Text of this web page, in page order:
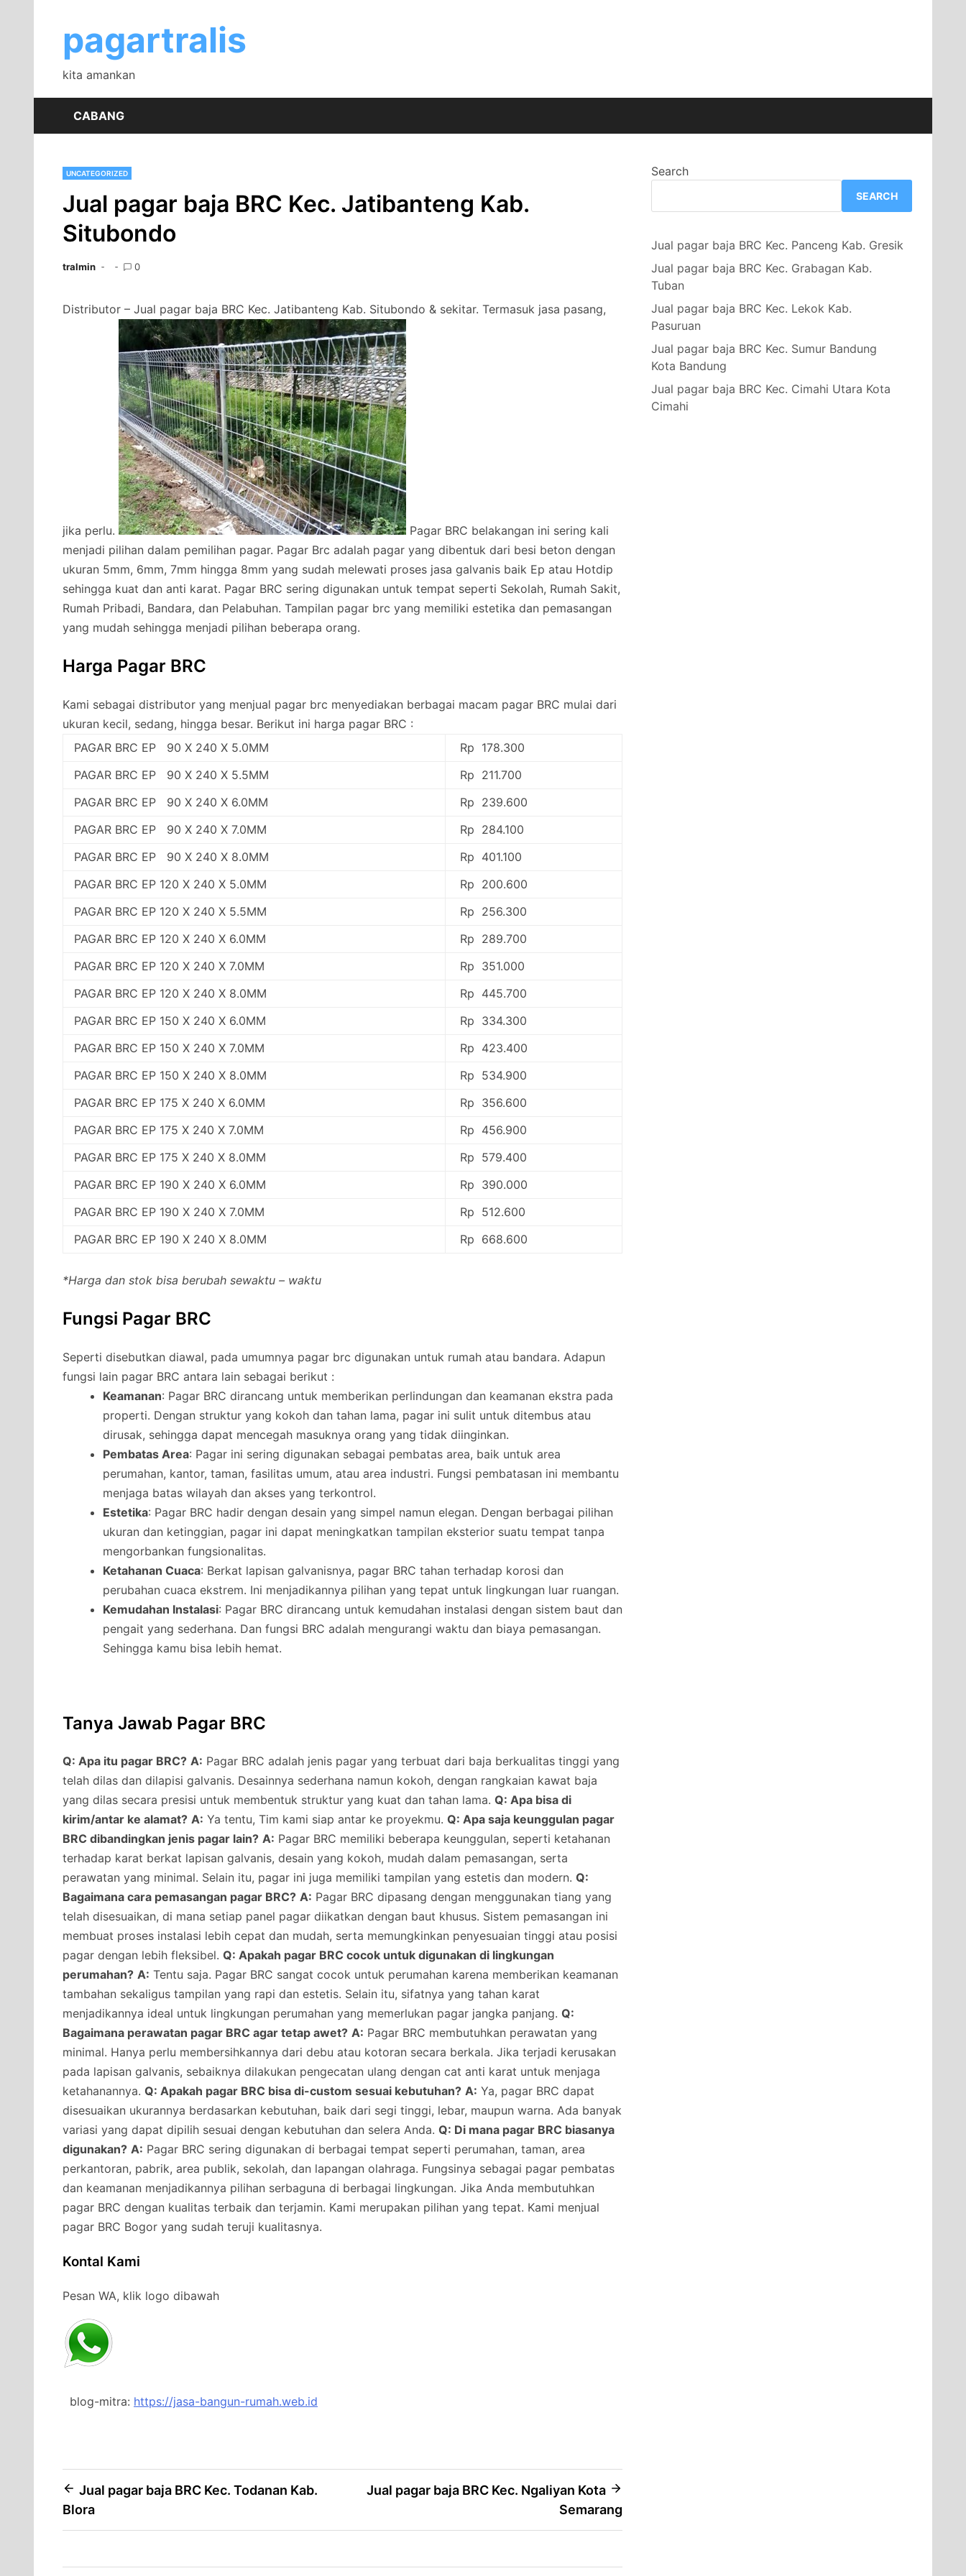
contentpagartralis
kita amankan
CABANG
UNCATEGORIZED
Jual pagar baja BRC Kec. Jatibanteng Kab.
Situbondo
tralmin 0
Distributor – Jual pagar baja BRC Kec. Jatibanteng Kab. Situbondo & sekitar. Termasuk jasa pasang,
jika perlu.
Pagar BRC belakangan ini sering kali
menjadi pilihan dalam pemilihan pagar. Pagar Brc adalah pagar yang dibentuk dari besi beton dengan
ukuran 5mm, 6mm, 7mm hingga 8mm yang sudah melewati proses jasa galvanis baik Ep atau Hotdip
sehingga kuat dan anti karat. Pagar BRC sering digunakan untuk tempat seperti Sekolah, Rumah Sakit,
Rumah Pribadi, Bandara, dan Pelabuhan. Tampilan pagar brc yang memiliki estetika dan pemasangan
yang mudah sehingga menjadi pilihan beberapa orang.
Harga Pagar BRC
Kami sebagai distributor yang menjual pagar brc menyediakan berbagai macam pagar BRC mulai dari
ukuran kecil, sedang, hingga besar. Berikut ini harga pagar BRC :
PAGAR BRC EP 90 X 240 X 5.0MM
Rp 178.300
PAGAR BRC EP 90 X 240 X 5.5MM
Rp 211.700
PAGAR BRC EP 90 X 240 X 6.0MM
Rp 239.600
PAGAR BRC EP 90 X 240 X 7.0MM
Rp 284.100
PAGAR BRC EP 90 X 240 X 8.0MM
Rp 401.100
PAGAR BRC EP 120 X 240 X 5.0MM
Rp 200.600
PAGAR BRC EP 120 X 240 X 5.5MM
Rp 256.300
PAGAR BRC EP 120 X 240 X 6.0MM
Rp 289.700
PAGAR BRC EP 120 X 240 X 7.0MM
Rp 351.000
PAGAR BRC EP 120 X 240 X 8.0MM
Rp 445.700
PAGAR BRC EP 150 X 240 X 6.0MM
Rp 334.300
PAGAR BRC EP 150 X 240 X 7.0MM
Rp 423.400
PAGAR BRC EP 150 X 240 X 8.0MM
Rp 534.900
PAGAR BRC EP 175 X 240 X 6.0MM
Rp 356.600
PAGAR BRC EP 175 X 240 X 7.0MM
Rp 456.900
PAGAR BRC EP 175 X 240 X 8.0MM
Rp 579.400
PAGAR BRC EP 190 X 240 X 6.0MM
Rp 390.000
PAGAR BRC EP 190 X 240 X 7.0MM
Rp 512.600
PAGAR BRC EP 190 X 240 X 8.0MM
Rp 668.600
*Harga dan stok bisa berubah sewaktu – waktu
Fungsi Pagar BRC
Seperti disebutkan diawal, pada umumnya pagar brc digunakan untuk rumah atau bandara. Adapun
fungsi lain pagar BRC antara lain sebagai berikut :
Keamanan: Pagar BRC dirancang untuk memberikan perlindungan dan keamanan ekstra pada
properti. Dengan struktur yang kokoh dan tahan lama, pagar ini sulit untuk ditembus atau
dirusak, sehingga dapat mencegah masuknya orang yang tidak diinginkan.
Pembatas Area: Pagar ini sering digunakan sebagai pembatas area, baik untuk area
perumahan, kantor, taman, fasilitas umum, atau area industri. Fungsi pembatasan ini membantu
menjaga batas wilayah dan akses yang terkontrol.
Estetika: Pagar BRC hadir dengan desain yang simpel namun elegan. Dengan berbagai pilihan
ukuran dan ketinggian, pagar ini dapat meningkatkan tampilan eksterior suatu tempat tanpa
mengorbankan fungsionalitas.
Ketahanan Cuaca: Berkat lapisan galvanisnya, pagar BRC tahan terhadap korosi dan
perubahan cuaca ekstrem. Ini menjadikannya pilihan yang tepat untuk lingkungan luar ruangan.
Kemudahan Instalasi: Pagar BRC dirancang untuk kemudahan instalasi dengan sistem baut dan
pengait yang sederhana. Dan fungsi BRC adalah mengurangi waktu dan biaya pemasangan.
Sehingga kamu bisa lebih hemat.
Tanya Jawab Pagar BRC
Q: Apa itu pagar BRC? A: Pagar BRC adalah jenis pagar yang terbuat dari baja berkualitas tinggi yang
telah dilas dan dilapisi galvanis. Desainnya sederhana namun kokoh, dengan rangkaian kawat baja
yang dilas secara presisi untuk membentuk struktur yang kuat dan tahan lama. Q: Apa bisa di
kirim/antar ke alamat? A: Ya tentu, Tim kami siap antar ke proyekmu. Q: Apa saja keunggulan pagar
BRC dibandingkan jenis pagar lain? A: Pagar BRC memiliki beberapa keunggulan, seperti ketahanan
terhadap karat berkat lapisan galvanis, desain yang kokoh, mudah dalam pemasangan, serta
perawatan yang minimal. Selain itu, pagar ini juga memiliki tampilan yang estetis dan modern. Q:
Bagaimana cara pemasangan pagar BRC? A: Pagar BRC dipasang dengan menggunakan tiang yang
telah disesuaikan, di mana setiap panel pagar diikatkan dengan baut khusus. Sistem pemasangan ini
membuat proses instalasi lebih cepat dan mudah, serta memungkinkan penyesuaian tinggi atau posisi
pagar dengan lebih fleksibel. Q: Apakah pagar BRC cocok untuk digunakan di lingkungan
perumahan? A: Tentu saja. Pagar BRC sangat cocok untuk perumahan karena memberikan keamanan
tambahan sekaligus tampilan yang rapi dan estetis. Selain itu, sifatnya yang tahan karat
menjadikannya ideal untuk lingkungan perumahan yang memerlukan pagar jangka panjang. Q:
Bagaimana perawatan pagar BRC agar tetap awet? A: Pagar BRC membutuhkan perawatan yang
minimal. Hanya perlu membersihkannya dari debu atau kotoran secara berkala. Jika terjadi kerusakan
pada lapisan galvanis, sebaiknya dilakukan pengecatan ulang dengan cat anti karat untuk menjaga
ketahanannya. Q: Apakah pagar BRC bisa di-custom sesuai kebutuhan? A: Ya, pagar BRC dapat
disesuaikan ukurannya berdasarkan kebutuhan, baik dari segi tinggi, lebar, maupun warna. Ada banyak
variasi yang dapat dipilih sesuai dengan kebutuhan dan selera Anda. Q: Di mana pagar BRC biasanya
digunakan? A: Pagar BRC sering digunakan di berbagai tempat seperti perumahan, taman, area
perkantoran, pabrik, area publik, sekolah, dan lapangan olahraga. Fungsinya sebagai pagar pembatas
dan keamanan menjadikannya pilihan serbaguna di berbagai lingkungan. Jika Anda membutuhkan
pagar BRC dengan kualitas terbaik dan terjamin. Kami merupakan pilihan yang tepat. Kami menjual
pagar BRC Bogor yang sudah teruji kualitasnya.
Kontal Kami
Pesan WA, klik logo dibawah
blog-mitra: https://jasa-bangun-rumah.web.id
Post
navigation
Jual pagar baja BRC Kec. Todanan Kab.
Blora
Jual pagar baja BRC Kec. Ngaliyan Kota
Semarang
Search
SEARCH
Jual pagar baja BRC Kec. Panceng Kab. Gresik
Jual pagar baja BRC Kec. Grabagan Kab.
Tuban
Jual pagar baja BRC Kec. Lekok Kab.
Pasuruan
Jual pagar baja BRC Kec. Sumur Bandung
Kota Bandung
Jual pagar baja BRC Kec. Cimahi Utara Kota
Cimahi